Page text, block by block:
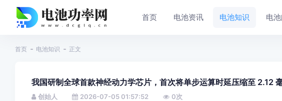
首页 电池资讯 电池知识 电
首页 电池知识 正文
我国研制全球首款神经动力学芯片，首次将单步运算时延压缩至 2.12
创始人 2026-07-05 01:57:52 0次